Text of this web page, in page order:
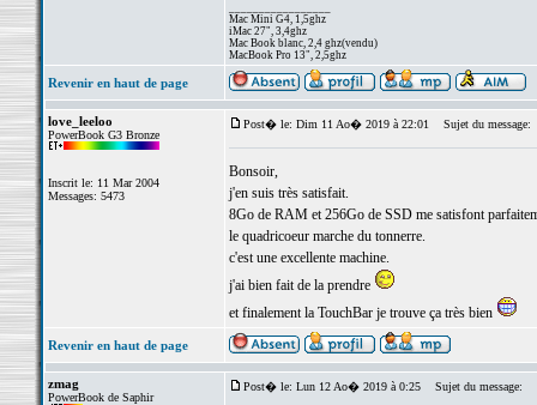
Mac Mini G4, 1,5ghz
iMac 27", 3,4ghz
Mac Book blanc, 2,4 ghz(vendu)
MacBook Pro 13", 2,5ghz
Revenir en haut de page
love_leeloo
PowerBook G3 Bronze
Inscrit le: 11 Mar 2004
Messages: 5473
Post� le: Dim 11 Ao� 2019 à 22:01 Sujet du message:
Bonsoir,
j'en suis très satisfait.
8Go de RAM et 256Go de SSD me satisfont
le quadricoeur marche du tonnerre.
c'est une excellente machine.
j'ai bien fait de la prendre
et finalement la TouchBar je trouve ça très bien
Revenir en haut de page
zmag
PowerBook de Saphir
Post� le: Lun 12 Ao� 2019 à 0:25 Sujet du message: